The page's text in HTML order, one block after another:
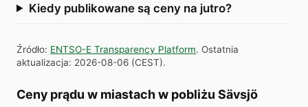
Kiedy publikowane są ceny na jutro?
Źródło: ENTSO-E Transparency Platform. Ostatnia
aktualizacja: 2026-08-06 (CEST).
Ceny prądu w miastach w pobliżu Sävsjö